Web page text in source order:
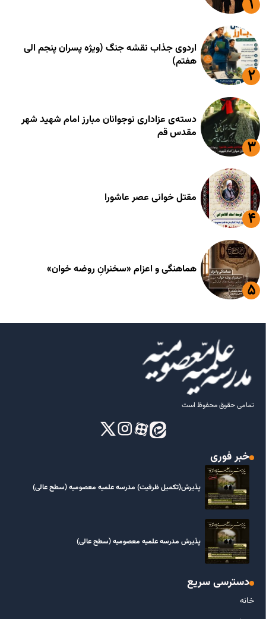
اردوی جذاب نقشه جنگ (ویژه پسران پنجم الی
هفتم)
دسته‌ی عزاداری نوجوانان مبارز امام شهید شهر
مقدس قم
مقتل خوانی عصر عاشورا
هماهنگی و اعزام «سخنرانِ روضه خوان»
تمامی حقوق محفوظ است
خبر فوری
پذیرش(تکمیل ظرفیت) مدرسه علمیه معصومیه‌ (سطح عالی)
پذیرش مدرسه علمیه معصومیه‌ (سطح عالی)
دسترسی سریع
خانه